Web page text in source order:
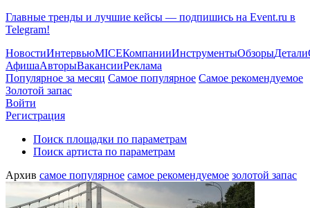
Главные тренды и лучшие кейсы — подпишись на Event.ru в
Telegram!
НовостиИнтервьюMICEКомпанииИнструментыОбзорыДетали
АфишаАвторыВакансииРеклама
Популярное за месяц Самое популярное Самое рекомендуемое
Золотой запас
Войти
Регистрация
Поиск площадки по параметрам
Поиск артиста по параметрам
Архив самое популярное самое рекомендуемое золотой запас